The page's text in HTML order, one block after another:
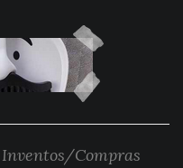
Inventos/Compras